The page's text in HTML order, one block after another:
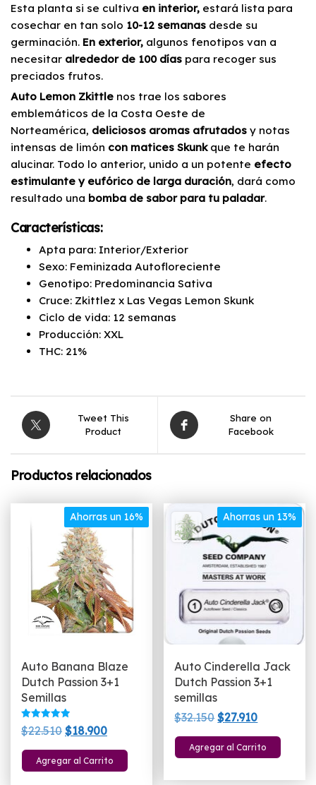
Esta planta si se cultiva en interior, estará lista para
cosechar en tan solo 10-12 semanas desde su
germinación. En exterior, algunos fenotipos van a
necesitar alrededor de 100 días para recoger sus
preciados frutos.
Auto Lemon Zkittle nos trae los sabores
emblemáticos de la Costa Oeste de
Norteamérica, deliciosos aromas afrutados y notas
intensas de limón con matices Skunkque te harán
alucinar. Todo lo anterior, unido a un potente efecto
estimulante y eufórico de larga duración, dará como
resultado una bomba de sabor para tu paladar.
Características:
Apta para: Interior/Exterior
Sexo: Feminizada Autofloreciente
Genotipo: Predominancia Sativa
Cruce: Zkittlez x Las Vegas Lemon Skunk
Ciclo de vida: 12 semanas
Producción: XXL
THC: 21%
Tweet This
Product
Share on
Facebook
Productos relacionados
Ahorras un 16%
Auto Banana Blaze
Dutch Passion 3+1
Semillas
Valorado
con
de 5
$22.510 El
precio
original
$18.900El
precio
actual
Agregar al Carrito
Ahorras un 13%
Auto Cinderella Jack
Dutch Passion 3+1
semillas
$32.150El
precio
original
$27.910El
precio
actual
Agregar al Carrito